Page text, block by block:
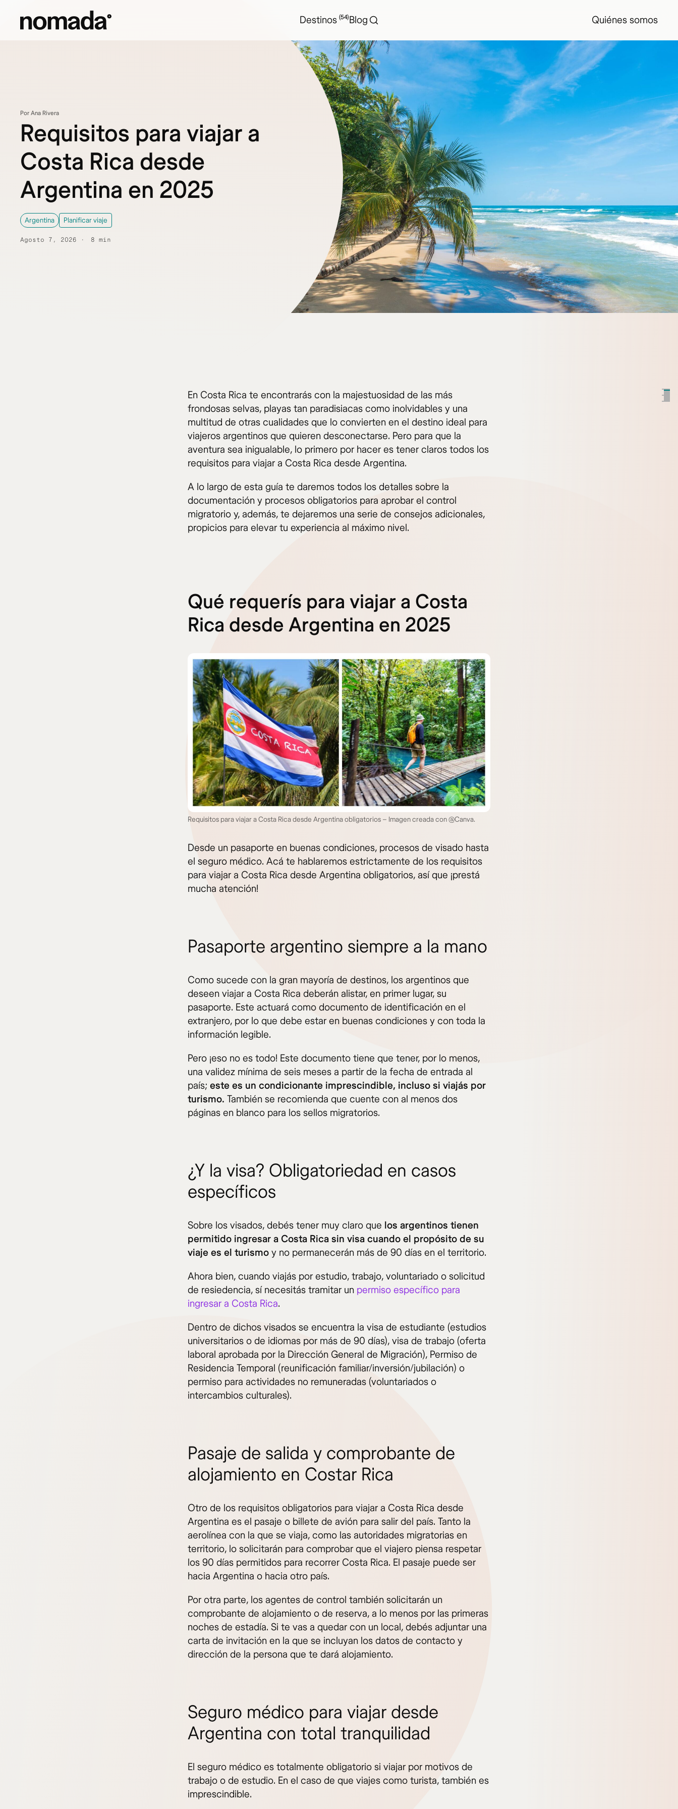
Destinos (54)Blog Quiénes somos
Por Ana Rivera
Requisitos para viajar a
Costa Rica desde
Argentina en 2025
Argentina Planificar viaje
Agosto 7, 2026 8 min
En Costa Rica te encontrarás con la majestuosidad de las más
frondosas selvas, playas tan paradisiacas como inolvidables y una
multitud de otras cualidades que lo convierten en el destino ideal para
viajeros argentinos que quieren desconectarse. Pero para que la
aventura sea inigualable, lo primero por hacer es tener claros todos los
requisitos para viajar a Costa Rica desde Argentina.
A lo largo de esta guía te daremos todos los detalles sobre la
documentación y procesos obligatorios para aprobar el control
migratorio y, además, te dejaremos una serie de consejos adicionales,
propicios para elevar tu experiencia al máximo nivel.
Qué requerís para viajar a Costa
Rica desde Argentina en 2025
Requisitos para viajar a Costa Rica desde Argentina obligatorios – Imagen creada con @Canva.
Desde un pasaporte en buenas condiciones, procesos de visado hasta
el seguro médico. Acá te hablaremos estrictamente de los requisitos
para viajar a Costa Rica desde Argentina obligatorios, así que ¡prestá
mucha atención!
Pasaporte argentino siempre a la mano
Como sucede con la gran mayoría de destinos, los argentinos que
deseen viajar a Costa Rica deberán alistar, en primer lugar, su
pasaporte. Este actuará como documento de identificación en el
extranjero, por lo que debe estar en buenas condiciones y con toda la
información legible.
Pero ¡eso no es todo! Este documento tiene que tener, por lo menos,
una validez mínima de seis meses a partir de la fecha de entrada al
país; este es un condicionante imprescindible, incluso si viajás por
turismo. También se recomienda que cuente con al menos dos
páginas en blanco para los sellos migratorios.
¿Y la visa? Obligatoriedad en casos
específicos
Sobre los visados, debés tener muy claro que los argentinos tienen
permitido ingresar a Costa Rica sin visa cuando el propósito de su
viaje es el turismo y no permanecerán más de 90 días en el territorio.
Ahora bien, cuando viajás por estudio, trabajo, voluntariado o solicitud
de resiedencia, sí necesitás tramitar un permiso específico para
ingresar a Costa Rica.
Dentro de dichos visados se encuentra la visa de estudiante (estudios
universitarios o de idiomas por más de 90 días), visa de trabajo (oferta
laboral aprobada por la Dirección General de Migración), Permiso de
Residencia Temporal (reunificación familiar/inversión/jubilación) o
permiso para actividades no remuneradas (voluntariados o
intercambios culturales).
Pasaje de salida y comprobante de
alojamiento en Costar Rica
Otro de los requisitos obligatorios para viajar a Costa Rica desde
Argentina es el pasaje o billete de avión para salir del país. Tanto la
aerolínea con la que se viaja, como las autoridades migratorias en
territorio, lo solicitarán para comprobar que el viajero piensa respetar
los 90 días permitidos para recorrer Costa Rica. El pasaje puede ser
hacia Argentina o hacia otro país.
Por otra parte, los agentes de control también solicitarán un
comprobante de alojamiento o de reserva, a lo menos por las primeras
noches de estadía. Si te vas a quedar con un local, debés adjuntar una
carta de invitación en la que se incluyan los datos de contacto y
dirección de la persona que te dará alojamiento.
Seguro médico para viajar desde
Argentina con total tranquilidad
El seguro médico es totalmente obligatorio si viajar por motivos de
trabajo o de estudio. En el caso de que viajes como turista, también es
imprescindible.